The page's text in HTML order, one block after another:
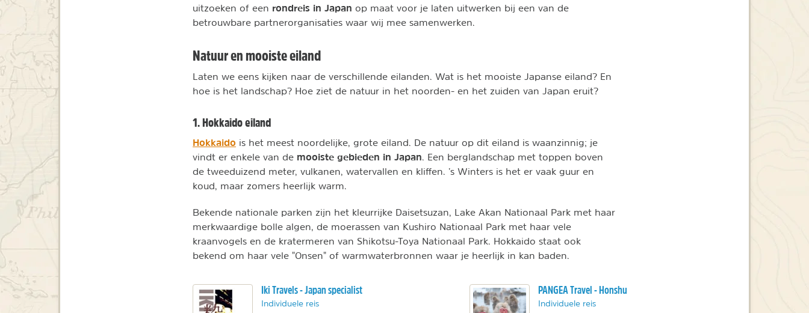
uitzoeken of een rondreis in Japan op maat voor je laten uitwerken bij een van de
betrouwbare partnerorganisaties waar wij mee samenwerken.
Natuur en mooiste eiland
Laten we eens kijken naar de verschillende eilanden. Wat is het mooiste Japanse eiland? En
hoe is het landschap? Hoe ziet de natuur in het noorden- en het zuiden van Japan eruit?
1. Hokkaido eiland
Hokkaido is het meest noordelijke, grote eiland. De natuur op dit eiland is waanzinnig; je
vindt er enkele van de mooiste gebieden in Japan . Een berglandschap met toppen boven
de tweeduizend meter, vulkanen, watervallen en kliffen. ’s Winters is het er vaak guur en
koud, maar zomers heerlijk warm.
Bekende nationale parken zijn het kleurrijke Daisetsuzan, Lake Akan Nationaal Park met haar
merkwaardige bolle algen, de moerassen van Kushiro Nationaal Park met haar vele
kraanvogels en de kratermeren van Shikotsu-Toya Nationaal Park. Hokkaido staat ook
bekend om haar vele "Onsen" of warmwaterbronnen waar je heerlijk in kan baden.
Iki Travels - Japan specialist
Individuele reis
PANGEA Travel - Honshu
Individuele reis